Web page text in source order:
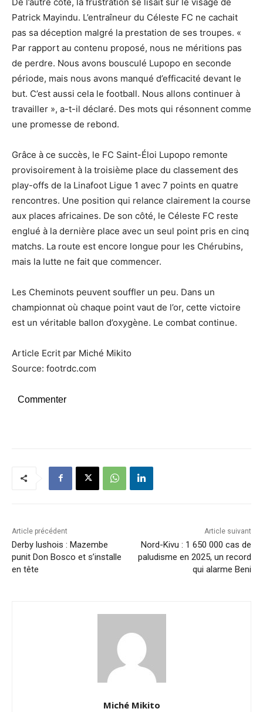
Patrick Mayindu. L’entraîneur du Céleste FC ne cachait
pas sa déception malgré la prestation de ses troupes. «
Par rapport au contenu proposé, nous ne méritions pas
de perdre. Nous avons bousculé Lupopo en seconde
période, mais nous avons manqué d’efficacité devant le
but. C’est aussi cela le football. Nous allons continuer à
travailler », a-t-il déclaré. Des mots qui résonnent comme
une promesse de rebond.
Grâce à ce succès, le FC Saint-Éloi Lupopo remonte
provisoirement à la troisième place du classement des
play-offs de la Linafoot Ligue 1 avec 7 points en quatre
rencontres. Une position qui relance clairement la course
aux places africaines. De son côté, le Céleste FC reste
englué à la dernière place avec un seul point pris en cinq
matchs. La route est encore longue pour les Chérubins,
mais la lutte ne fait que commencer.
Les Cheminots peuvent souffler un peu. Dans un
championnat où chaque point vaut de l’or, cette victoire
est un véritable ballon d’oxygène. Le combat continue.
Article Ecrit par Miché Mikito
Source: footrdc.com
Commenter
Article précédent
Derby lushois : Mazembe
punit Don Bosco et s’installe
en tête
Article suivant
Nord-Kivu : 1 650 000 cas de
paludisme en 2025, un record
qui alarme Beni
Miché Mikito